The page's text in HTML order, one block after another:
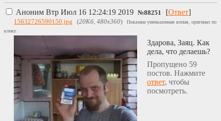
Аноним Втр Июл 16 12:24:19 2019 №88251 [Ответ]
15632726590150.jpg (20Кб, 480x360)
Показана уменьшенная копия, оригинал по
клику.
Здарова, Заяц. Как
дела, что делаешь?
Пропущено 59
постов. Нажмите
ответ, чтобы
посмотреть.